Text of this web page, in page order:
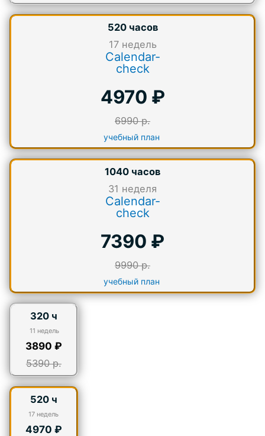
520 часов
17недель
Calendar-
check
4970 ₽
6990 р.
учебный план
1040 часов
31 неделя
Calendar-
check
7390 ₽
9990 р.
учебный план
320 ч
11 недель
3890 ₽
5390 р.
520 ч
17 недель
4970 ₽